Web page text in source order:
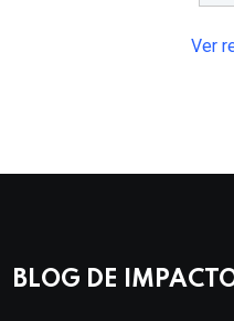
Ver
BLOG DE